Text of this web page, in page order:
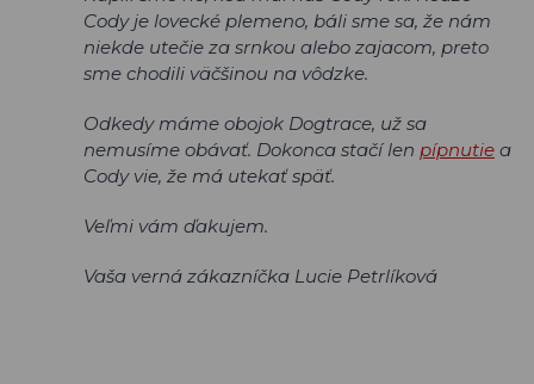
Cody je lovecké plemeno, báli sme sa, že nám
niekde utečie za srnkou alebo zajacom, preto
sme chodili väčšinou na vôdzke.
Odkedy máme obojok Dogtrace, už sa
nemusíme obávať. Dokonca stačí len pípnutie a
Cody vie, že má utekať späť.
Veľmi vám ďakujem.
Vaša verná zákazníčka Lucie Petrlíková